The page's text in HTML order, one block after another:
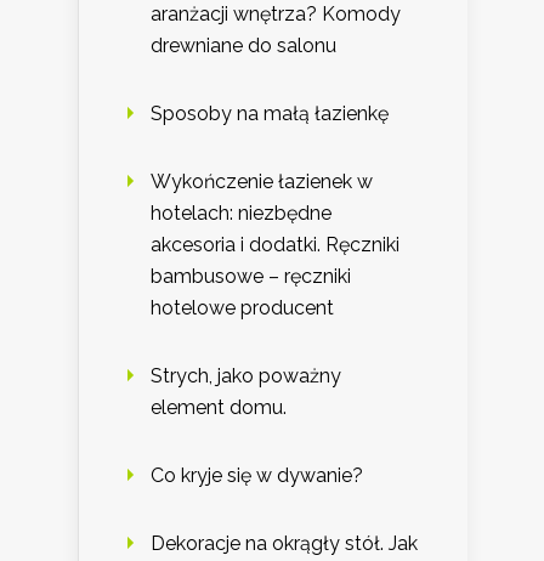
aranżacji wnętrza? Komody
drewniane do salonu
Sposoby na małą łazienkę
Wykończenie łazienek w
hotelach: niezbędne
akcesoria i dodatki. Ręczniki
bambusowe – ręczniki
hotelowe producent
Strych, jako poważny
element domu.
Co kryje się w dywanie?
Dekoracje na okrągły stół. Jak